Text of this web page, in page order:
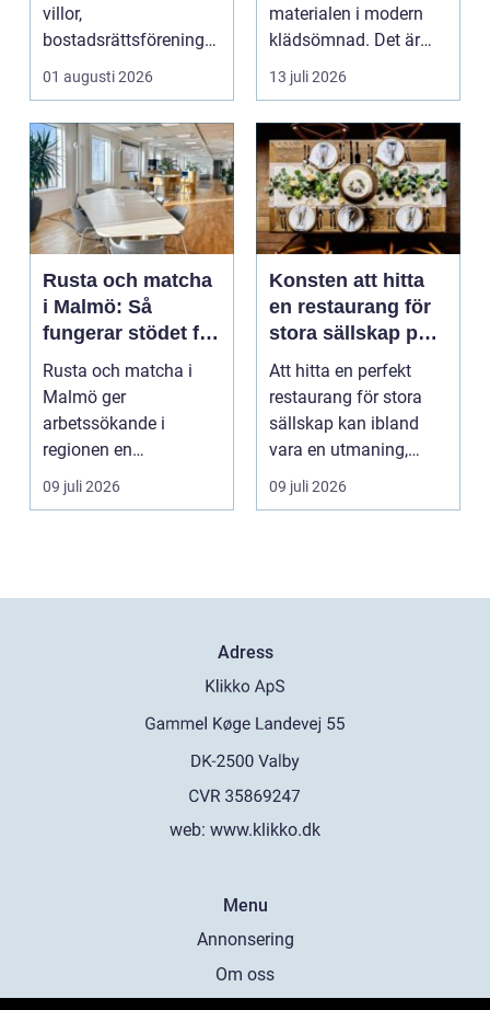
villor,
bostadsrättsföreningar
och h...
01 augusti 2026
materialen i modern
klädsömnad. Det är
mjukt, elastiskt och
13 juli 2026
Rusta och matcha
i Malmö: Så
fungerar stödet för
dig som söker
jobb
Rusta och matcha i
Malmö ger
arbetssökande i
regionen en
strukturerad och
09 juli 2026
Konsten att hitta
en restaurang för
stora sällskap på
Östermalm i
Stockholm
Att hitta en perfekt
restaurang för stora
sällskap kan ibland
vara en utmaning,
särsk...
09 juli 2026
Adress
web: www.klikko.dk
Menu
Annonsering
Om oss